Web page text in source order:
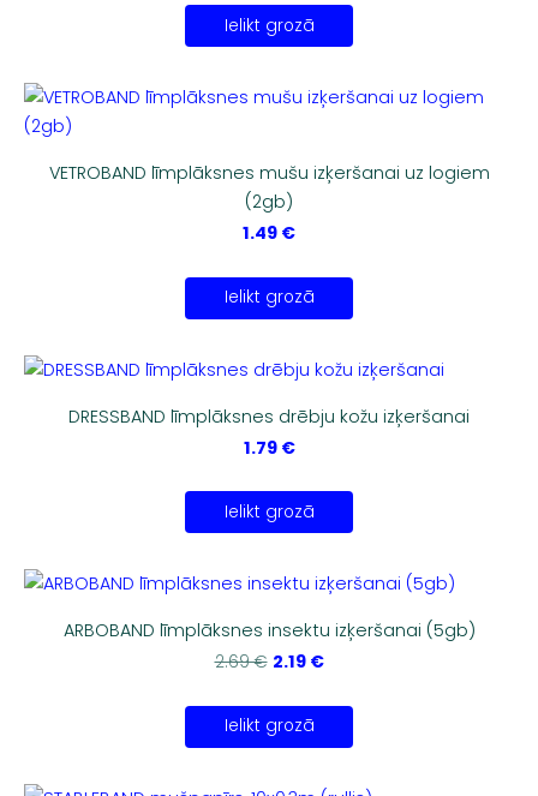
Ielikt grozā
VETROBAND līmplāksnes mušu izķeršanai uz logiem
(2gb)
1.49 €
Ielikt grozā
DRESSBAND līmplāksnes drēbju kožu izķeršanai
1.79 €
Ielikt grozā
ARBOBAND līmplāksnes insektu izķeršanai (5gb)
2.69 € 2.19 €
Ielikt grozā